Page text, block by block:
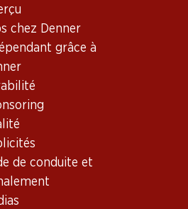
chez Denner
grâce à
de conduite et